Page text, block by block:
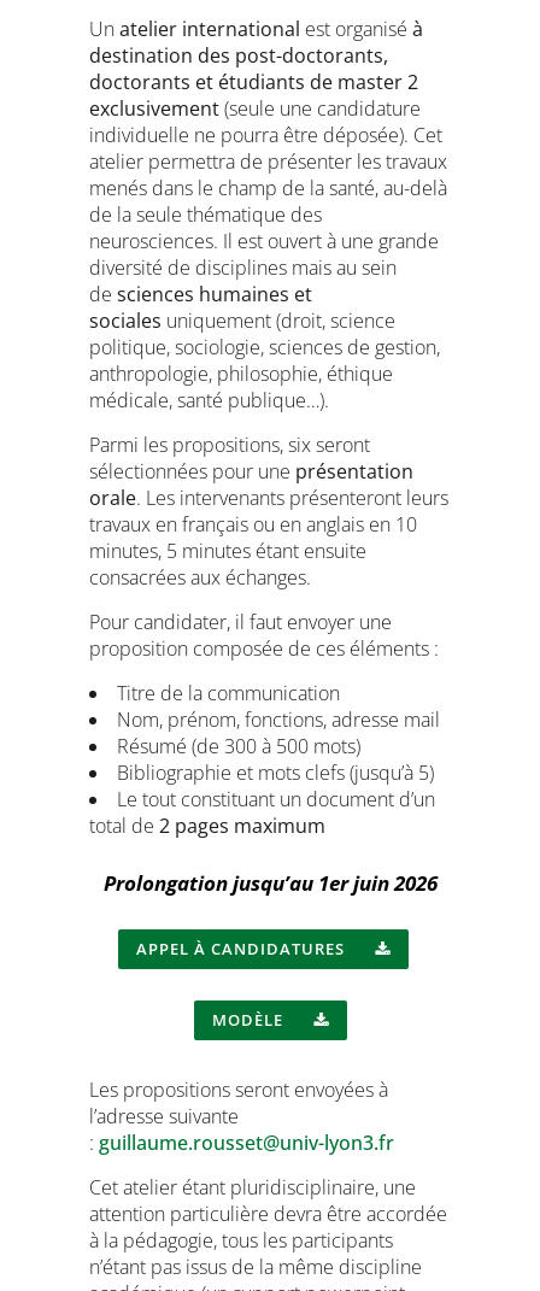
Unatelier international est organisé à
destination des post-doctorants,
doctorants et étudiants de master 2
exclusivement(seule une candidature
individuelle ne pourra être déposée). Cet
atelier permettra de présenter les travaux
menés dans le champ de la santé, au-delà
de la seule thématique des
neurosciences. Il est ouvert à une grande
diversité de disciplines mais au sein
de sciences humaines et
sociales uniquement (droit, science
politique, sociologie, sciences de gestion,
anthropologie, philosophie, éthique
médicale, santé publique…).
Parmi les propositions, six seront
sélectionnées pour une présentation
orale. Les intervenants présenteront leurs
travaux en français ou en anglais en 10
minutes, 5 minutes étant ensuite
consacrées aux échanges.
Pour candidater, il faut envoyer une
proposition composée de ces éléments :
Titre de la communication
Nom, prénom, fonctions, adresse mail
Résumé (de 300 à 500 mots)
Bibliographie et mots clefs (jusqu’à 5)
Le tout constituant un document d’un
total de 2 pages maximum
Prolongation jusqu’au 1er juin 2026
APPEL À CANDIDATURES
MODÈLE
Les propositions seront envoyées à
l’adresse suivante
: guillaume.rousset@univ-lyon3.fr
Cet atelier étant pluridisciplinaire, une
attention particulière devra être accordée
à la pédagogie, tous les participants
n’étant pas issus de la même discipline